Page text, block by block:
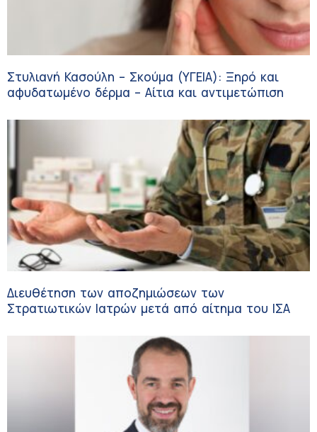
Στυλιανή Κασούλη – Σκούμα (ΥΓΕΙΑ): Ξηρό και
αφυδατωμένο δέρμα – Αίτια και αντιμετώπιση
Διευθέτηση των αποζημιώσεων των
Στρατιωτικών Ιατρών μετά από αίτημα του ΙΣΑ